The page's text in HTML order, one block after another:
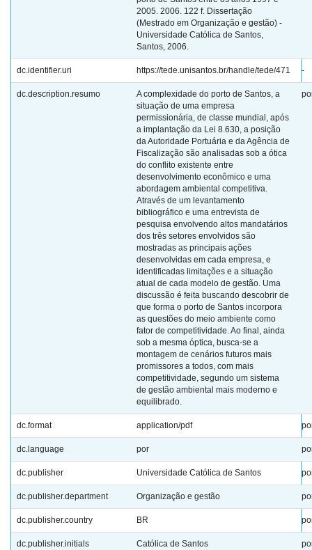
2005. 2006. 122 f. Dissertação
(Mestrado em Organização e gestão) -
Universidade Católica de Santos,
Santos, 2006.
dc.identifier.uri https://tede.unisantos.br/handle/tede/471 -
dc.description.resumo
A complexidade do porto de Santos, a
situação de uma empresa
permissionária, de classe mundial, após
a implantação da Lei 8.630, a posição
da Autoridade Portuária e da Agência de
Fiscalização são analisadas sob a ótica
do conflito existente entre
desenvolvimento econômico e uma
abordagem ambiental competitiva.
Através de um levantamento
bibliográfico e uma entrevista de
pesquisa envolvendo altos mandatários
dos três setores envolvidos são
mostradas as principais ações
desenvolvidas em cada empresa, e
identificadas limitações e a situação
atual de cada modelo de gestão. Uma
discussão é feita buscando descobrir de
que forma o porto de Santos incorpora
as questões do meio ambiente como
fator de competitividade. Ao final, ainda
sob a mesma óptica, busca-se a
montagem de cenários futuros mais
promissores a todos, com mais
competitividade, segundo um sistema
de gestão ambiental mais moderno e
equilibrado.
dc.format application/pdf
dc.language por
dc.publisher Universidade Católica de Santos
dc.publisher.department Organização e gestão
dc.publisher.country BR
dc.publisher.initials Católica de Santos